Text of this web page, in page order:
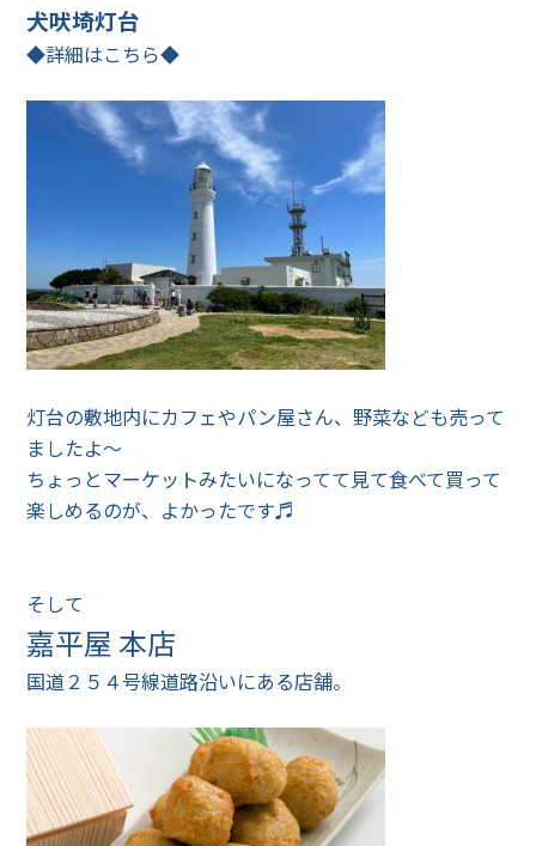
犬吠埼灯台
◆詳細はこちら◆
灯台の敷地内にカフェやパン屋さん、野菜なども売って
ましたよ～
ちょっとマーケットみたいになってて見て食べて買って
楽しめるのが、よかったです♬
そして
嘉平屋 本店
国道２５４号線道路沿いにある店舗。